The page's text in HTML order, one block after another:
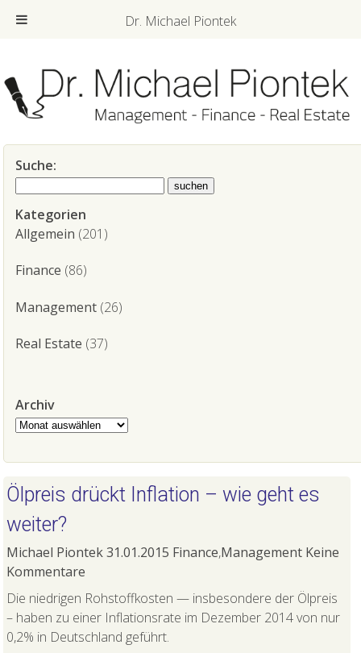
Suche:
Kategorien
Allgemein (201)
Finance (86)
Management(26)
Real Estate (37)
Archiv
Archiv
Ölpreis drückt Inflation – wie geht es
weiter?
Michael Piontek 31.01.2015 Finance,Management Keine
Kommentare
Die niedrigen Rohstoffkosten — insbesondere der Ölpreis
– haben zu einer Inflationsrate im Dezember 2014 von nur
0,2% in Deutschland geführt.
Dr. Michael Piontek